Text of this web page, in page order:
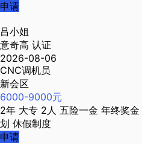
申请
吕小姐
意奇高 认证
2026-08-06
CNC调机员
新会区
6000-9000元
2年 大专 2人 五险一金 年终奖金
划 休假制度
申请